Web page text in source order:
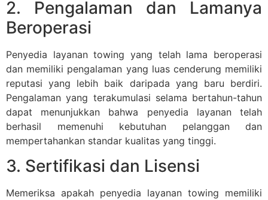
2. Pengalaman dan Lamanya
Beroperasi
Penyedia layanan towing yang telah lama beroperasi
dan memiliki pengalaman yang luas cenderung memiliki
reputasi yang lebih baik daripada yang baru berdiri.
Pengalaman yang terakumulasi selama bertahun-tahun
dapat menunjukkan bahwa penyedia layanan telah
berhasil memenuhi kebutuhan pelanggan dan
mempertahankan standar kualitas yang tinggi.
3. Sertifikasi dan Lisensi
Memeriksa apakah penyedia layanan towing memiliki